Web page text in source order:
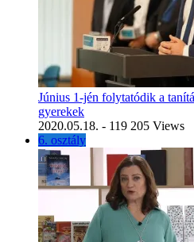
Június 1-jén folytatódik a
gyerekek
2020.05.18. - 119 205 Views
6. osztály